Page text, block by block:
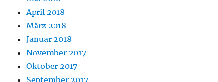
April 2018
März 2018
Januar 2018
November 2017
Oktober 2017
September 2017